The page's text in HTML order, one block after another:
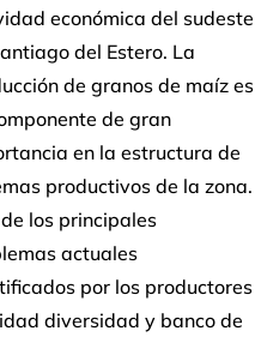
económica del sudeste
del Estero. La
de granos de maíz es
de gran
en la estructura de
productivos de la zona.
los principales
actuales
por los productores
diversidad y banco de